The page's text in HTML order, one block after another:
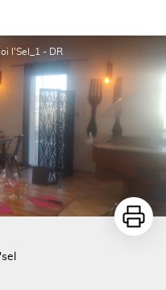
l'Sel_1 - DR